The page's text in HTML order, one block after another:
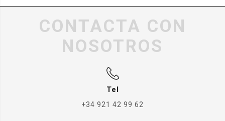
CONTACTA CON
NOSOTROS
Tel
+34 921 42 99 62